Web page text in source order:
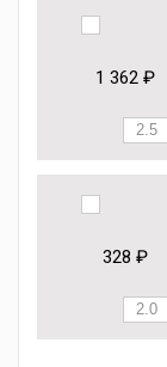
1 362 ₽
328 ₽